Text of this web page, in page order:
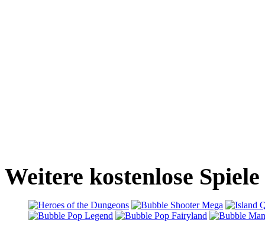
Weitere kostenlose